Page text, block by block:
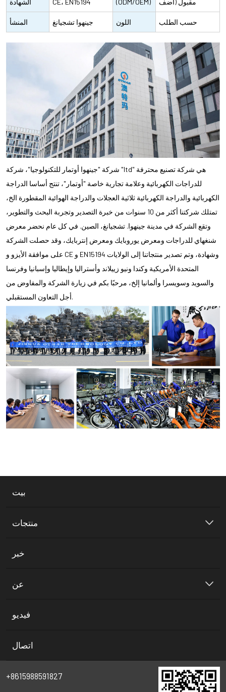
الحاويات التسليم الشهادة CE، EN15194 (ODM/OEM) مقبول (أضف
شعارك على
الدراجة والعلبة
الكرتونية)
المنشأ جينهوا تشجيانغ اللون حسب الطلب
شركة "جينهوا أوتمار للتكنولوجيا"، شركة "ltd" هي شركة تصنيع محترفة
للدراجات الكهربائية وعلامة تجارية خاصة "أوتمار"، تنتج أساسا الدراجة
الكهربائية والدراجة الكهربائية ثلاثية العجلات والدراجة الهوائية المقطورة الخ،
تمتلك شركتنا أكثر من 10 سنوات من خبرة التصدير وتجربة البحث والتطوير،
وتقع الشركة في مدينة جينهوا. تشجيانغ، الصين. في كل عام نحضر معرض
شنغهاي للدراجات ومعرض يوروبايك ومعرض إنتربايك، وقد حصلت الشركة
على موافقة الأيزو و CE و EN15194 وشهادة، وتم تصدير منتجاتنا إلى الولايات
المتحدة الأمريكية وكندا ونيو زييلاند وأستراليا وإيطاليا وإسبانيا وفرنسا
والسويد وسويسرا وألمانيا إلخ، مرحبًا بكم في زيارة الشركة والمفاوض من
أجل التعاون المستقبلي.
بيت
منتجات
خبر
عن
فيديو
اتصال
+8615988591827